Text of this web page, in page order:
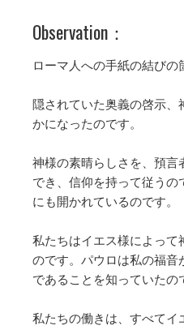
Observation：
ローマ人への手紙の結びの
隠されていた奥義の啓示、
かになったのです。
神様の素晴らしさを、預
でき、信仰を持って従うの
にも開かれているのです。
私たちはイエス様によって
のです。パウロは私の福
であることを知っていたの
私たちの働きは、すべてイ